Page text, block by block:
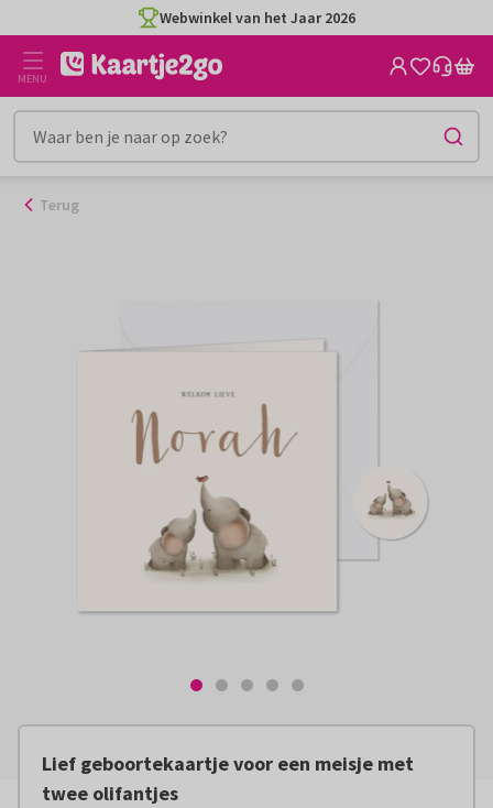
naar
inhoud
Webwinkel van het Jaar 2026
MENU
Terug
Lief geboortekaartje voor een meisje met
twee olifantjes